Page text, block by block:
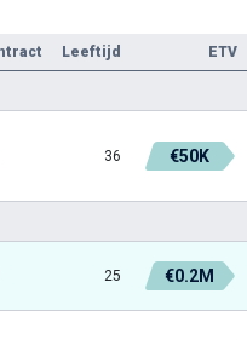
Leeftijd ETV
36 €50K
25 €0.2M